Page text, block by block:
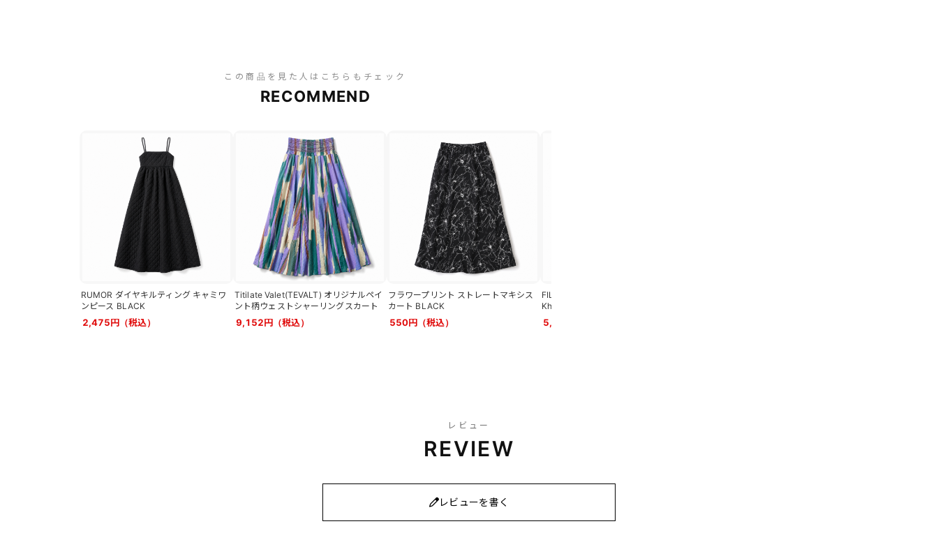
この商品を見た人はこちらもチェック
RECOMMEND
RUMOR ダイヤキルティング キャミワ
ンピース BLACK
2,475円（税込）
Titilate Valet(TEVALT) オリジナルペイ
ント柄ウェストシャーリングスカート
9,152円（税込）
フラワープリント ストレートマキシス
カート BLACK
550円（税込）
FILA Project 7 Mini バッグ Military
Khaki
5,500円（税込）
レビュー
REVIEW
レビューを書く